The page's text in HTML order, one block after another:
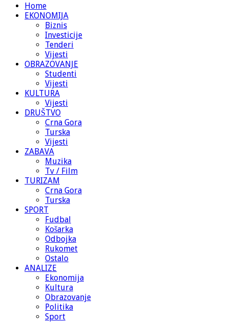
Home
EKONOMIJA
Biznis
Investicije
Tenderi
Vijesti
OBRAZOVANJE
Studenti
Vijesti
KULTURA
Vijesti
DRUŠTVO
Crna Gora
Turska
Vijesti
ZABAVA
Muzika
Tv / Film
TURIZAM
Crna Gora
Turska
SPORT
Fudbal
Košarka
Odbojka
Rukomet
Ostalo
ANALIZE
Ekonomija
Kultura
Obrazovanje
Politika
Sport